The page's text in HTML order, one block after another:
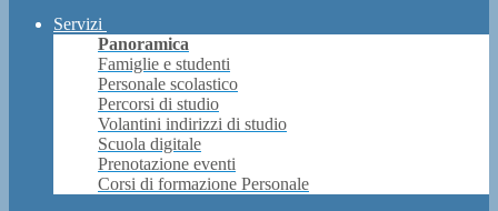
Servizi
Panoramica
Famiglie e studenti
Personale scolastico
Percorsi di studio
Volantini indirizzi di studio
Scuola digitale
Prenotazione eventi
Corsi di formazione Personale